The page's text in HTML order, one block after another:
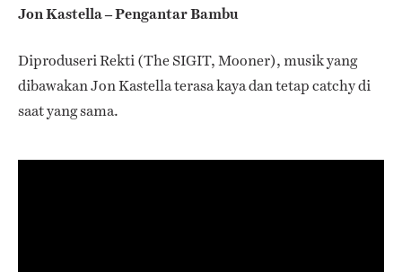
Jon Kastella – Pengantar Bambu
Diproduseri Rekti (The SIGIT, Mooner), musik yang
dibawakan Jon Kastella terasa kaya dan tetap catchy di
saat yang sama.